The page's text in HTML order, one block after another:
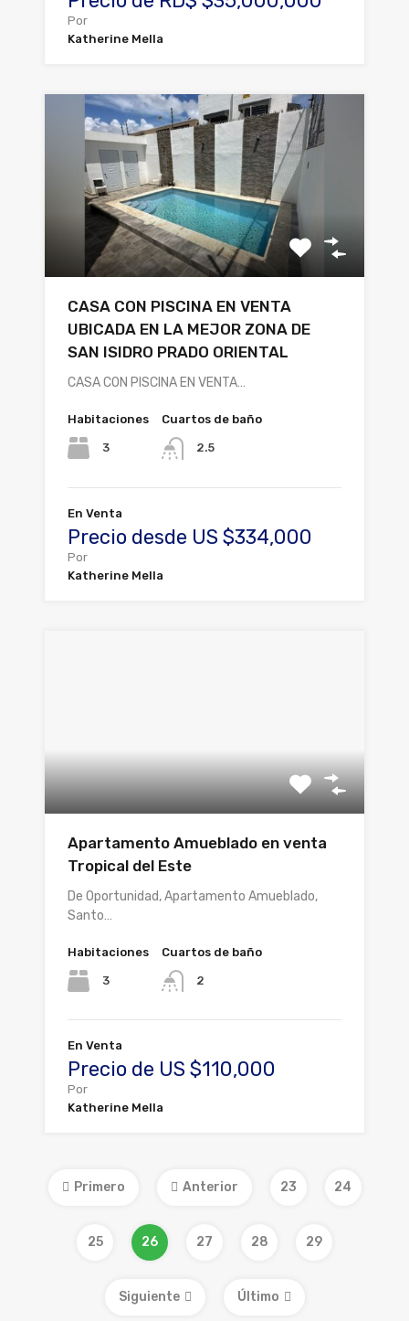
Por
Katherine Mella
CASA CON PISCINA EN VENTA
UBICADA EN LA MEJOR ZONA DE
SAN ISIDRO PRADO ORIENTAL
CASA CON PISCINA EN VENTA…
Habitaciones
3
Cuartos de baño
2.5
En Venta
Precio desde US $334,000
Por
Katherine Mella
Apartamento Amueblado en venta
Tropical del Este
De Oportunidad, Apartamento Amueblado,
Santo…
Habitaciones
3
Cuartos de baño
2
En Venta
Precio de US $110,000
Por
Katherine Mella
Primero Anterior 23 24
25 26 27 28 29
Siguiente Último